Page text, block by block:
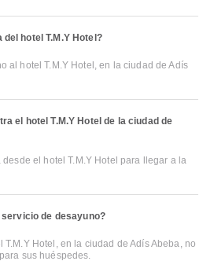
hotel T.M.Y Hotel?
al hotel T.M.Y Hotel, en la ciudad de Adís
el hotel T.M.Y Hotel de la ciudad de
el hotel T.M.Y Hotel para llegar a la
servicio de desayuno?
Hotel, en la ciudad de Adís Abeba, no
sus huéspedes.